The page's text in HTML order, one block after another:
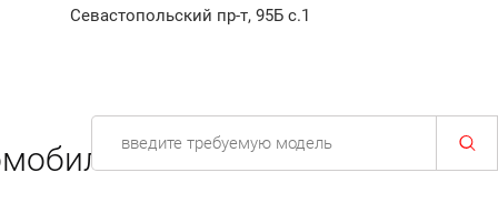
Севастопольский пр-т, 95Б с.1